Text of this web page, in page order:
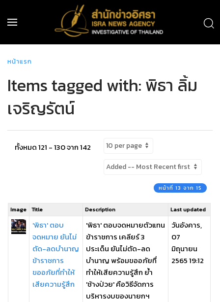
หน้าแรก
Items tagged with: พิธา ลิ้ม
เจริญรัตน์
ทั้งหมด 121 - 130 จาก 142
หน้าที่ 13 จาก 15
Image Title Description Last updated
'พิธา' ตอบ
จดหมาย ยันไม่
ตัด-ลดบำนาญ
ข้าราชการ
ขออภัยที่ทำให้
เสียความรู้สึก
'พิธา' ตอบจดหมายตัวแทน
ข้าราชการ เคลียร์ 3
ประเด็น ยันไม่ตัด-ลด
บำนาญ พร้อมขออภัยทื่
ทำให้เสียความรู้สึก ย้ำ
'ช้างป่วย' คือวิธีจัดการ
บริหารงบของนายกฯ
วันอังคาร,
07
มิถุนายน
2565 19:12